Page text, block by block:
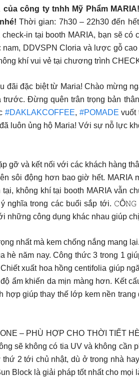
công ty tnhh Mỹ Phẩm
Thời gian: 7h30 – 22h30 đến
in tại booth MARIA, bạn sẽ
DDVSPN Cloria và lược gỗ
khí vui vẻ tại chương trình
đặc biệt từ Maria! Chào mừng
Đừng quên trân trọng bản
#DAKLAKCOFFEE, #POMADE vuốt
luôn ủng hộ Maria! Với sự nỗ lực
gỡ và kết nối với các khách hàng
sôi động hơn bao giờ hết. MARIA
không khí tại booth MARIA vẫn
ý nghĩa trong các buổi sắp tới.
công dụng khác nhau giúp
nhất mà kem chống nắng mang
năm nay. Công thức 3 trong 1
xuất hoa hồng centifolia giúp
ẩm khiến da mịn màng hơn. Kết
giúp thay thế lớp kem nền
– PHÙ HỢP CHO THỜI TIẾT
sẽ không có tia UV và không cần
2 tới chủ nhật, dù ở trong nhà
Block là giải pháp tốt nhất cho mọi